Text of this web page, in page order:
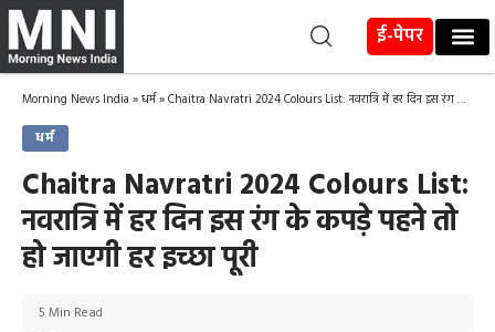
ई-पेपर
Morning News India »धर्म»Chaitra Navratri 2024 Colours List: नवरात्रि में हर दिन इस रंग के कपड़े पहने तो हो जाएगी हर इच्छा पूरी
धर्म
Chaitra Navratri 2024 Colours List:
नवरात्रि में हर दिन इस रंग के कपड़े पहने तो
हो जाएगी हर इच्छा पूरी
5 Min Read